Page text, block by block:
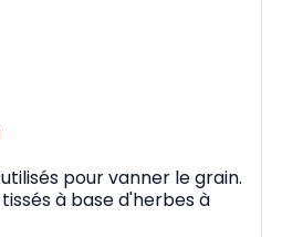
pour vanner le grain.
à base d'herbes à